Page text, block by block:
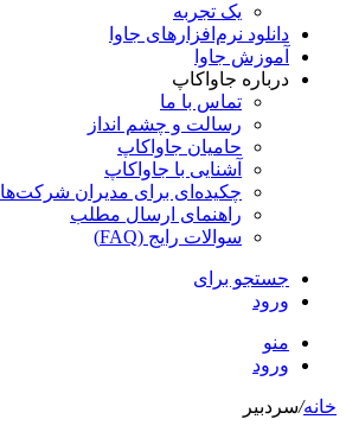
یک تجربه
دانلود نرم‌افزارهای جاوا
آموزش جاوا
درباره جاواکاپ
تماس با ما
رسالت و چشم انداز
حامیان جاواکاپ
آشنایی با جاواکاپ
چکیده‌ای برای مدیران شرکت‌ها
راهنمای ارسال مطلب
سوالات رایج (FAQ)
جستجو برای
ورود
منو
ورود
خانه/سردبیر